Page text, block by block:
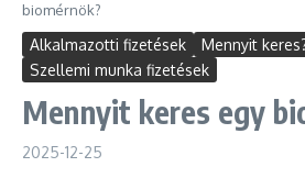
biomérnök?
Alkalmazotti fizetések
Mennyit
Szellemi munka fizetések
Mennyit keres egy
2025-12-25